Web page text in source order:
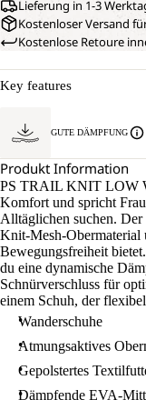
Lieferung in 1-3
Kostenloser Versand
Kostenlose Retoure
Key features
GUTE DÄMPFUNG
Produkt Information
PS TRAIL KNIT LOW
Komfort und spricht
Alltäglichen suchen. Der
Knit-Mesh-Obermaterial
Bewegungsfreiheit
du eine dynamische
Schnürverschluss für
einem Schuh, der
Wanderschuhe
Atmungsaktives
Gepolstertes
Dämpfende EVA-